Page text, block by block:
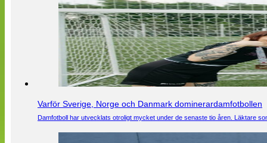
Varför Sverige, Norge och Danmark dominerardamfotbollen
Damfotboll har utvecklats otroligt mycket under de senaste tio åren. Läktare